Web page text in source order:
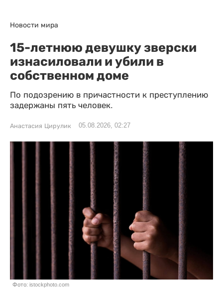
Новости мира
15-летнюю девушку зверски
изнасиловали и убили в
собственном доме
По подозрению в причастности к преступлению
задержаны пять человек.
Анастасия Цирулик 05.08.2026, 02:27
Фото: istockphoto.com